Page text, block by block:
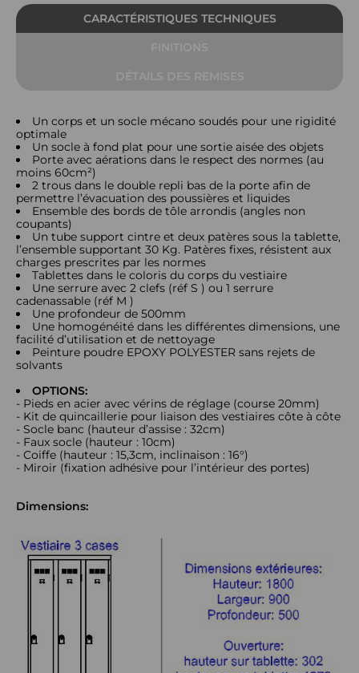
CARACTÉRISTIQUES TECHNIQUES
Un corps et un socle mécano soudés pour une rigidité
optimale
Un socle à fond plat pour une sortie aisée des objets
Porte avec aérations dans le respect des normes (au
moins 60cm²)
2 trous dans le double repli bas de la porte afin de
permettre l’évacuation des poussières et liquides
Ensemble des bords de tôle arrondis (angles non
coupants)
Un tube support cintre et deux patères sous la tablette,
l’ensemble supportant 30 Kg. Patères fixes, résistent aux
charges prescrites par les normes
Tablettes dans le coloris du corps du vestiaire
Une serrure avec 2 clefs (réf S ) ou 1 serrure
cadenassable (réf M )
Une profondeur de 500mm
Une homogénéité dans les différentes dimensions, une
facilité d’utilisation et de nettoyage
Peinture poudre EPOXY POLYESTER sans rejets de
solvants
OPTIONS:
- Pieds en acier avec vérins de réglage (course 20mm)
- Kit de quincaillerie pour liaison des vestiaires côte à côte
- Socle banc (hauteur d’assise : 32cm)
- Faux socle (hauteur : 10cm)
- Coiffe (hauteur : 15,3cm, inclinaison : 16°)
- Miroir (fixation adhésive pour l’intérieur des portes)
Dimensions: